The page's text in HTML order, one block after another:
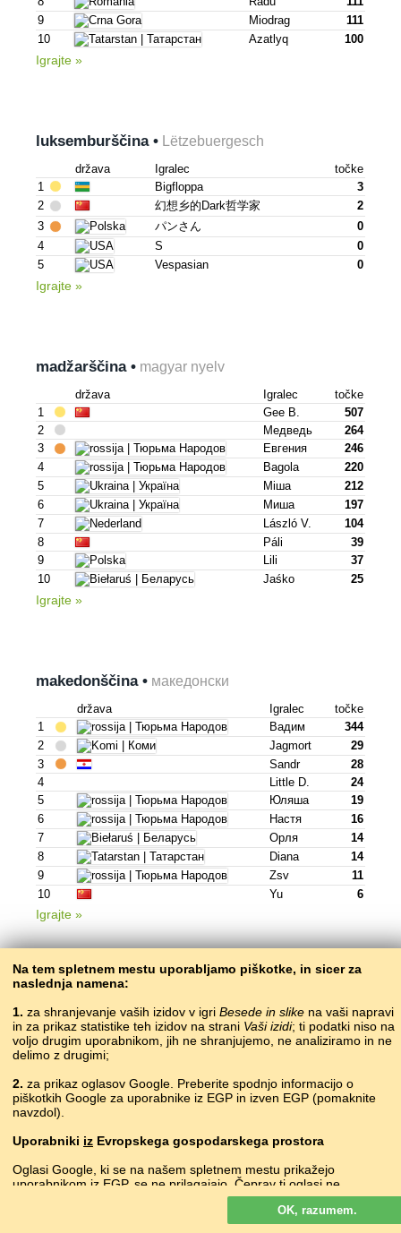
9
Miodrag
111
10
Azatlyq 100
Igrajte »
luksemburščina • Lëtzebuergesch
država Igralec
točke
1
Bigfloppa
3
2
幻想乡的dark哲学家
2
3
パンさん
0
4
S
0
5
Vespasian 0
Igrajte »
madžarščina • magyar nyelv
država Igralec
točke
1
Gee B.
507
2
Медведь
264
3
Евгения
246
4
Bagola
220
5
Mіша
212
6
Mиша
197
7
László V.
104
8
Páli
39
9
Lili
37
10
Jaśko 25
Igrajte »
makedonščina • македонски
država Igralec
točke
1
Вадим
344
2
Jagmort
29
3
Sandr
28
4
Little D.
24
5
Юляша
19
6
Настя
16
7
Орля
14
8
Diana
14
9
Zsv
11
10
Yu 6
Igrajte »
moskalščina •
država Igralec
točke
1
Barseek O.
780
2
3
516
4
Zsv
504
5
Sanitizer
8
Сергей З.
9
Logan/логан
Ragura 203
Na tem spletnem mestu uporabljamo piškotke, in sicer za
naslednja namena:
1. za shranjevanje vaših izidov v igri Besede in slike na vaši napravi
in za prikaz statistike teh izidov na strani Vaši izidi; ti podatki niso na
voljo drugim uporabnikom, jih ne shranjujemo, ne analiziramo in ne
delimo z drugimi;
2. za prikaz oglasov Google. Preberite spodnjo informacijo o
piškotkih Google za uporabnike iz EGP in izven EGP (pomaknite
navzdol).
Uporabniki iz Evropskega gospodarskega prostora
Oglasi Google, ki se na našem spletnem mestu prikažejo
uporabnikom iz EGP, se ne prilagajajo. Čeprav ti oglasi ne
uporabljajo piškotkov za individualno prilaganje oglasov, jih
uporabljajo za omogočanje omejevanja števila prikazov, ustvarjanje
zbirnih poročil o oglasih in preprečevanje goljufij in zlorab.
OK, razumem.